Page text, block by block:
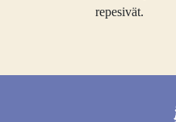
repesivät.